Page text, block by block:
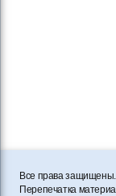
Все права
Перепечатка